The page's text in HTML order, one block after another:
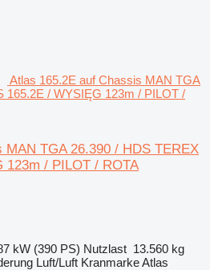
Atlas 165.2E auf Chassis MAN TGA
165.2E / WYSIĘG 123m / PILOT /
TGA 26.390 / HDS TEREX
123m / PILOT / ROTA
kW (390 PS) Nutzlast 13.560 kg
Luft/Luft KranmarkeAtlas